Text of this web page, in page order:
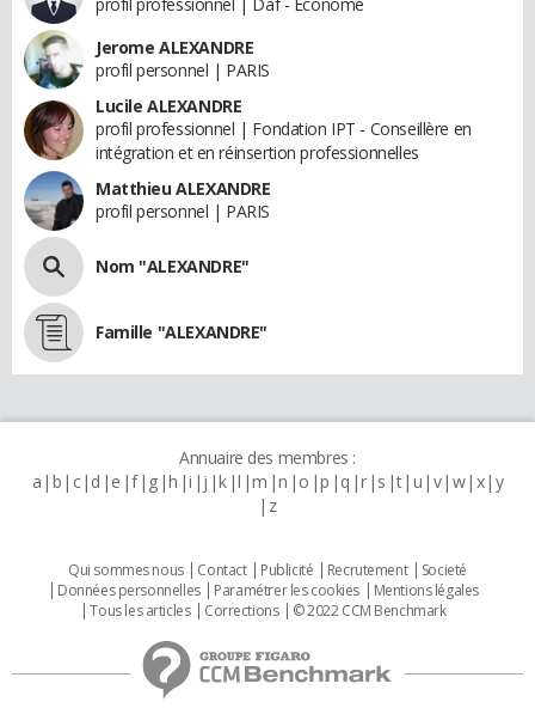
Jerome ALEXANDRE
profil personnel | PARIS
Lucile ALEXANDRE
profil professionnel | Fondation IPT - Conseillère en
intégration et en réinsertion professionnelles
Matthieu ALEXANDRE
profil personnel | PARIS
Nom "ALEXANDRE"
Famille "ALEXANDRE"
Annuaire des membres :
a b c d e f g h i j k l m n o p q r s t u v w x y
z
Qui sommes nous Contact Publicité Recrutement
Societé
Données personnelles
Paramétrer les cookies
Mentions légales
Tous les articles
Corrections © 2022 CCM Benchmark